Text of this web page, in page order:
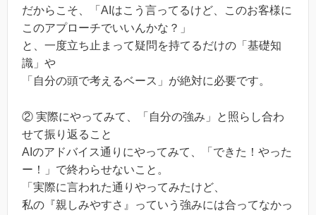
だからこそ、「AIはこう言ってるけど、このお客様に
このアプローチでいいんかな？」
と、一度立ち止まって疑問を持てるだけの「基礎知
識」や
「自分の頭で考えるベース」が絶対に必要です。
② 実際にやってみて、「自分の強み」と照らし合わ
せて振り返ること
AIのアドバイス通りにやってみて、「できた！やった
ー！」で終わらせないこと。
「実際に言われた通りやってみたけど、
私の『親しみやすさ』っていう強みには合ってなかっ